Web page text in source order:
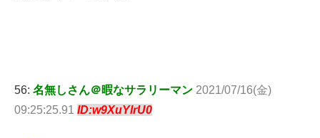
56: 名無しさん＠暇なサラリーマン 2021/07/16(金)
09:25:25.91 ID:w9XuYlrU0